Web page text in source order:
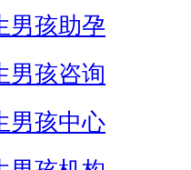
男孩助孕
男孩咨询
男孩中心